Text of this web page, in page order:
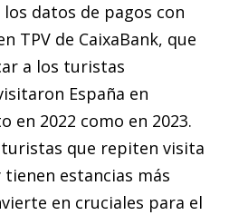
datos de pagos con
TPV de CaixaBank, que
a los turistas
España en
en 2022 como en 2023.
que repiten visita
estancias más
en cruciales para el